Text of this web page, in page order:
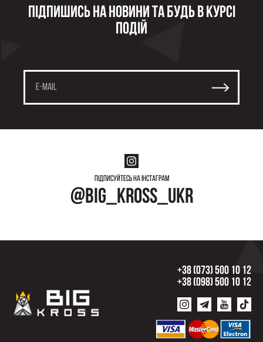
Підпишись на новини та будь в курсі
подій
Підписуйтесь на інстаграм
@big_kross_ukr
+38 (073) 500 10 12
+38 (098) 500 10 12